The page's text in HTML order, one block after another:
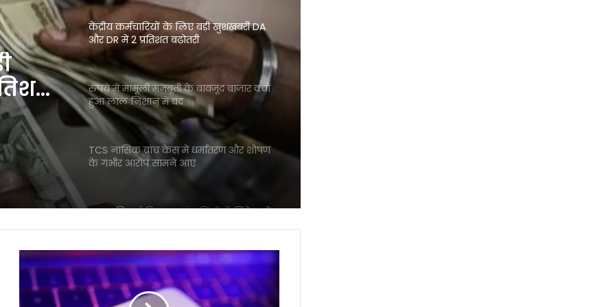
में बंद
रुपये में मामूली मजबूती के बावजूद बाजार क्यों
हुआ लाल निशान में बंद
TCS नासिक ब्रांच केस में धर्मांतरण और शोषण
के गंभीर आरोप सामने आए
बाजार गिरा लेकिन इन कंपनियों ने निवेशकों
को बना दिया करोड़पति जैसी कमाई
Mirae Asset Consumer Fund ने निवेशकों
शेयर बाजार में विदेशी निवेशकों की भारी
बिकवाली से मचा हड़कंप लगातार निकासी जारी
फेसबुक-
इंस्टाग्राम
आपकी